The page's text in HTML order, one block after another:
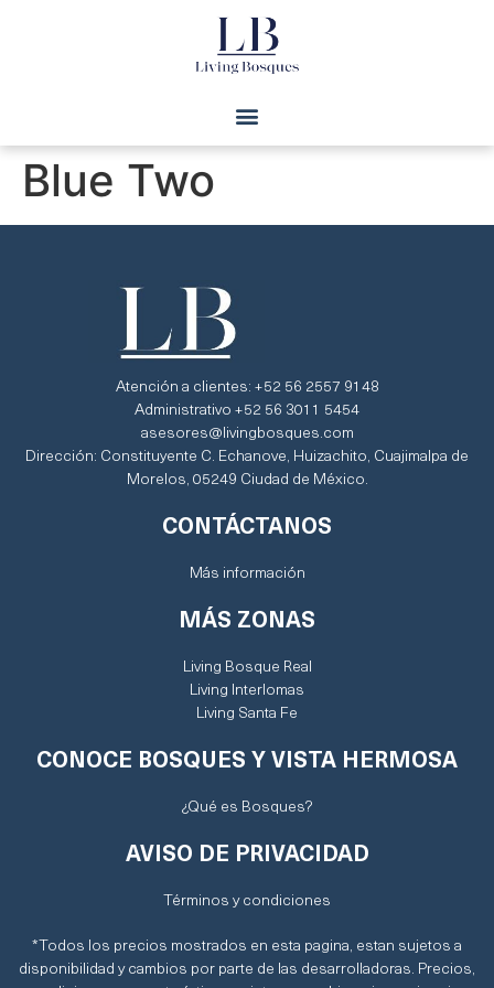
Blue Two
Atención a clientes: +52 56 2557 9148
Administrativo +52 56 3011 5454
asesores@livingbosques.com
Dirección: Constituyente C. Echanove, Huizachito, Cuajimalpa de
Morelos, 05249 Ciudad de México.
CONTÁCTANOS
Más información
MÁS ZONAS
Living Bosque Real
Living Interlomas
Living Santa Fe
CONOCE BOSQUES Y VISTA HERMOSA
¿Qué es Bosques?
AVISO DE PRIVACIDAD
Términos y condiciones
*Todos los precios mostrados en esta pagina, estan sujetos a
disponibilidad y cambios por parte de las desarrolladoras. Precios,